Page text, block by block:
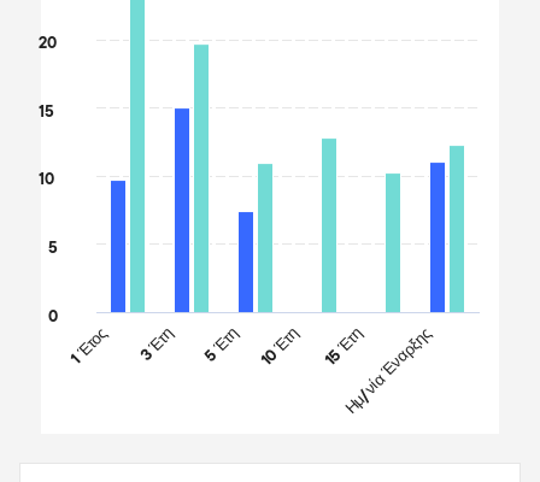
The chart has 1 X axis displaying categories.
1 Έτος 3 Έτη 5 Έτη 10 Έτη 15 Έτη
Ημ/νία Έναρξης
0
5
10
15
20